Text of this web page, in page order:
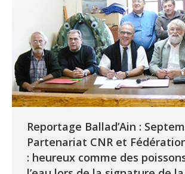
Reportage Ballad’Ain :
Partenariat CNR et
: heureux comme des